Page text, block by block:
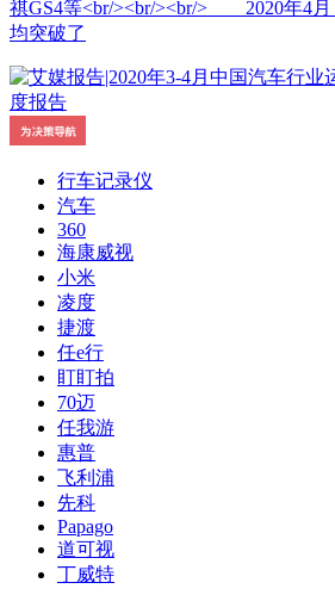
祺GS4等<br/><br/><br/> 2020年4月
均突破了
行车记录仪
汽车
360
海康威视
小米
凌度
捷渡
任e行
盯盯拍
70迈
任我游
惠普
飞利浦
先科
Papago
道可视
丁威特